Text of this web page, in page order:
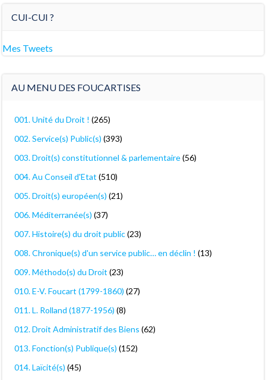
CUI-CUI ?
Mes Tweets
AU MENU DES FOUCARTISES
001. Unité du Droit ! (265)
002. Service(s) Public(s) (393)
003. Droit(s) constitutionnel & parlementaire(56)
004. Au Conseil d'Etat (510)
005. Droit(s) européen(s) (21)
006. Méditerranée(s) (37)
007. Histoire(s) du droit public(23)
008. Chronique(s) d'un service public… en déclin ! (13)
009. Méthodo(s) du Droit (23)
010. E-V. Foucart (1799-1860) (27)
011. L. Rolland (1877-1956) (8)
012. Droit Administratif des Biens (62)
013. Fonction(s) Publique(s) (152)
014. Laïcité(s) (45)